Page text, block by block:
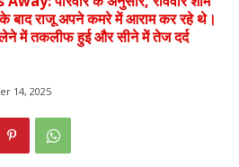
बाद राजू अपने कमरे में आराम कर रहे थे।
में तकलीफ हुई और सीने में तेज दर्द
14, 2025